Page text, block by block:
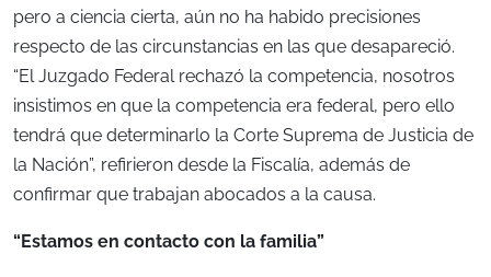
pero a ciencia cierta, aún no ha habido precisiones
respecto de las circunstancias en las que desapareció.
“El Juzgado Federal rechazó la competencia, nosotros
insistimos en que la competencia era federal, pero ello
tendrá que determinarlo la Corte Suprema de Justicia de
la Nación”, refirieron desde la Fiscalía, además de
confirmar que trabajan abocados a la causa.
“Estamos en contacto con la familia”